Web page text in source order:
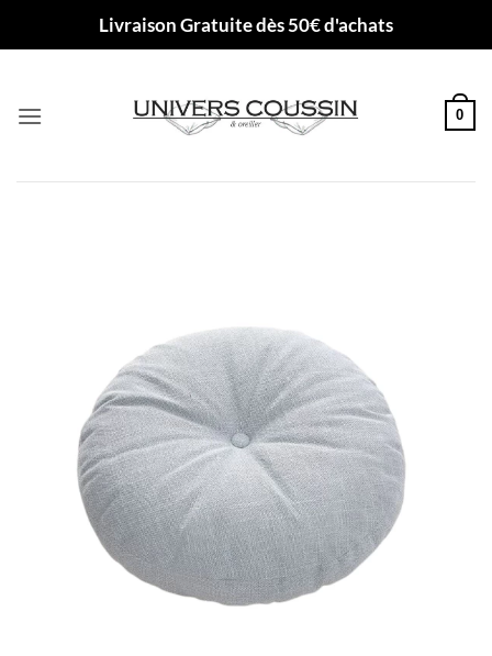
Livraison Gratuite dès 50€ d'achats
0